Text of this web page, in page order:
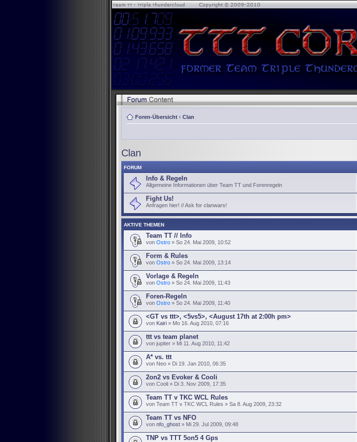
Foren-Übersicht ‹ Clan
Clan
FORUM
Info & Regeln
Allgemeine Informationen über Team TT und Forenregeln
Fight Us!
Anfragen hier! // Ask for clanwars!
AKTIVE THEMEN
Team TT // Info
von Ostro » So 24. Mai 2009, 10:52
Form & Rules
von Ostro » So 24. Mai 2009, 13:14
Vorlage & Regeln
von Ostro » So 24. Mai 2009, 11:43
Foren-Regeln
von Ostro » So 24. Mai 2009, 11:40
<GT vs ttt>, <5vs5>, <August 17th at 2:00h pm>
von Kairi » Mo 16. Aug 2010, 07:16
ttt vs team planet
von jupiter » Mi 11. Aug 2010, 11:42
A* vs. ttt
von Neo » Di 19. Jan 2010, 06:35
2on2 vs Evoker & Cooli
von Cooli » Di 3. Nov 2009, 17:35
Team TT v TKC WCL Rules
von Team TT v TKC WCL Rules » Sa 8. Aug 2009, 23:32
Team TT vs NFO
von nfo_ghost » Mi 29. Jul 2009, 09:48
TNP vs TTT 5on5 4 Gps